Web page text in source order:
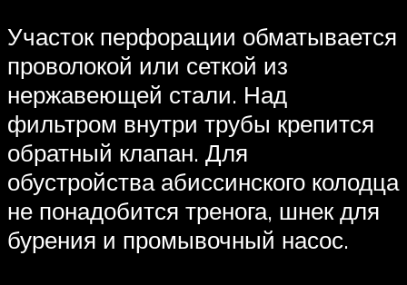
Участок перфорации обматывается
проволокой или сеткой из
нержавеющей стали. Над
фильтром внутри трубы крепится
обратный клапан. Для
обустройства абиссинского колодца
не понадобится тренога, шнек для
бурения и промывочный насос.